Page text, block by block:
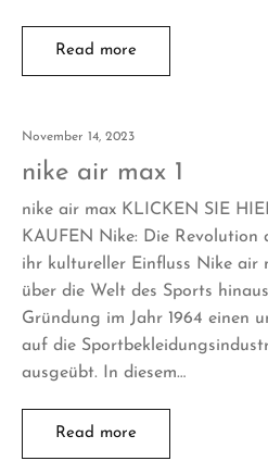
Read more
November 14, 2023
nike air max 1
nike air max KLICKEN SIE
KAUFEN Nike: Die Revolution
ihr kultureller Einfluss Nike air
über die Welt des Sports
Gründung im Jahr 1964 einen
auf die
ausgeübt. In diesem…
Read more